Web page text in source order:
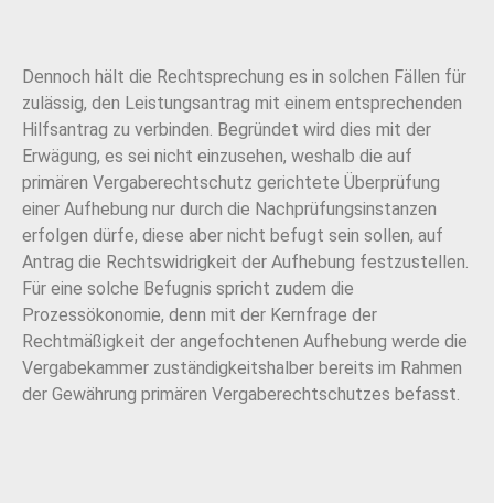
Dennoch hält die Rechtsprechung es in solchen Fällen für
zulässig, den Leistungsantrag mit einem entsprechenden
Hilfsantrag zu verbinden. Begründet wird dies mit der
Erwägung, es sei nicht einzusehen, weshalb die auf
primären Vergaberechtschutz gerichtete Überprüfung
einer Aufhebung nur durch die Nachprüfungsinstanzen
erfolgen dürfe, diese aber nicht befugt sein sollen, auf
Antrag die Rechtswidrigkeit der Aufhebung festzustellen.
Für eine solche Befugnis spricht zudem die
Prozessökonomie, denn mit der Kernfrage der
Rechtmäßigkeit der angefochtenen Aufhebung werde die
Vergabekammer zuständigkeitshalber bereits im Rahmen
der Gewährung primären Vergaberechtschutzes befasst.